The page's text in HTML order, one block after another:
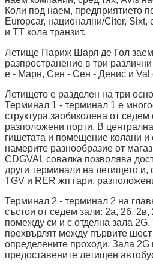
Коли под наем, предприятието
Europcar, национални/Citer, Sixt,
и ТТ кола транзит.
Летище Париж Шарл де Гол
разпространение в три
е - Марн, Сен - Сен - Денис и Val
Летището е разделен на три
Терминал 1 - терминал 1 е
структура заобиколена от седем
разположени порти. В
гишетата и помещение колани
намерите разнообразие от
CDGVAL совалка позволява
други терминали на летището и,
TGV и RER жп гари,
Терминал 2 - терминал 2 на
състои от седем зали: 2а, 2б,
помежду си и с отделна зала
прехвърлят между първите шест
определените проходи. Зала 2G
предоставените летищен